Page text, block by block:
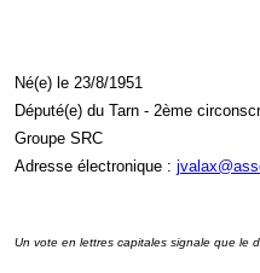
Né(e) le 23/8/1951
Député(e) du Tarn - 2ème
Groupe SRC
Adresse électronique :
Un vote en lettres capitales signale que le